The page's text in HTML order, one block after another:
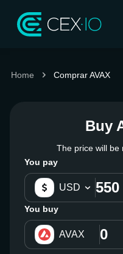
Home Comprar AVAX
Buy
The price will be
You pay
USD
You buy
AVAX